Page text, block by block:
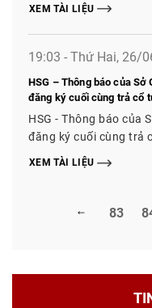
XEM TÀI LIỆU
19:03 - Thứ Hai, 26/
HSG – Thông báo của Sở
đăng ký cuối cùng trả cổ
HSG - Thông báo của
đăng ký cuối cùng trả
XEM TÀI LIỆU
83